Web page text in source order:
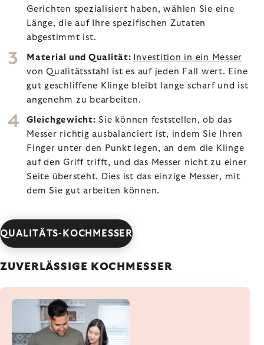
Gerichten spezialisiert haben, wählen Sie eine
Länge, die auf Ihre spezifischen Zutaten
abgestimmt ist.
Material und Qualität:
Investition in ein Messer
von Qualitätsstahl ist es auf jeden Fall wert. Eine
gut geschliffene Klinge bleibt lange scharf und ist
angenehm zu bearbeiten.
Gleichgewicht: Sie können feststellen, ob das
Messer richtig ausbalanciert ist, indem Sie Ihren
Finger unter den Punkt legen, an dem die Klinge
auf den Griff trifft, und das Messer nicht zu einer
Seite übersteht. Dies ist das einzige Messer, mit
dem Sie gut arbeiten können.
QUALITÄTS-KOCHMESSER
ZUVERLÄSSIGE KOCHMESSER